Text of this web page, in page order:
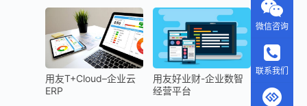
用友T+Cloud–企业云
ERP
用友好业财-企业数智
经营平台
微信咨询
联系我们